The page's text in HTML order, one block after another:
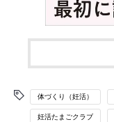
体づくり（妊活）
妊活たまごクラブ